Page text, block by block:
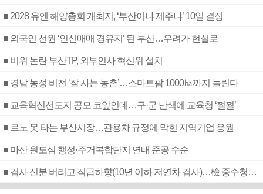
■ 2028 유엔 해양총회 개최지, ‘부산이냐 제주냐’ 10일 결정
■ 외국인 선원 ‘인신매매 경유지’ 된 부산…우려가 현실로
■ 비위 논란 부산TP, 외부인사 혁신위 설치
■ 경남 농정 비전 ‘잘 사는 농촌’…스마트팜 1000㏊까지 늘린다
■ 교육혁신선도지 공모 코앞인데…구·군 난색에 교육청 ‘쩔쩔’
■ 르노 못 타는 부산시장…관용차 규정에 막힌 지역기업 응원
■ 마산 원도심 행정·주거복합단지 연내 준공 수순
■ 검사 신분 버리고 직급하향(10년 이하 저연차 검사)…檢 중수청행 기피